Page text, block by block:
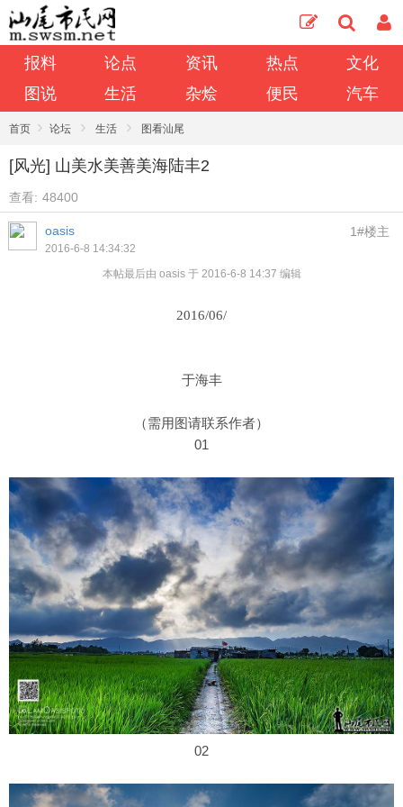
报料 论点 资讯 热点
文化
图说
生活 杂烩 便民 汽车
首页 › 论坛 › 生活 › 图看汕尾
[风光] 山美水美善美海陆丰2
查看: 48400
oasis
2016-6-8 14:34:32
1#楼主
本帖最后由 oasis 于 2016-6-8 14:37 编辑
2016/06/
于海丰
（需用图请联系作者）
01
02